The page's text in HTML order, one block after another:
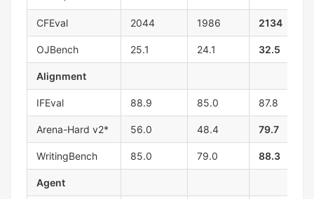
CFEval 2044 1986 2134
OJBench 25.1 24.1 32.5
Alignment
IFEval 88.9 85.0 87.8
Arena-Hard v2* 56.0 48.4 79.7
WritingBench 85.0 79.0 88.3
Agent